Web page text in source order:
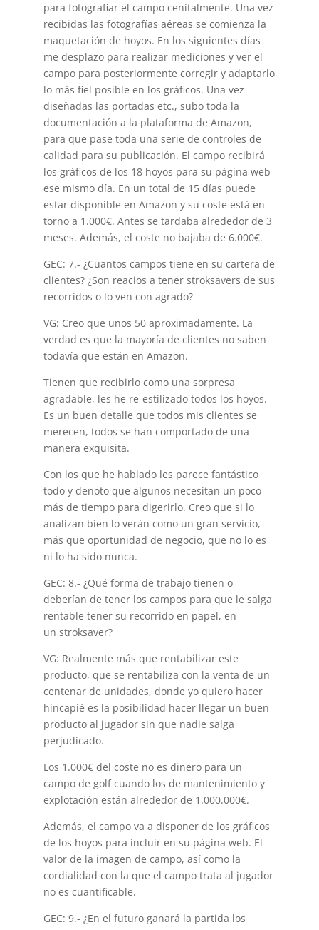
para fotografiar el campo cenitalmente. Una vez
recibidas las fotografías aéreas se comienza la
maquetación de hoyos. En los siguientes días
me desplazo para realizar mediciones y ver el
campo para posteriormente corregir y adaptarlo
lo más fiel posible en los gráficos. Una vez
diseñadas las portadas etc., subo toda la
documentación a la plataforma de Amazon,
para que pase toda una serie de controles de
calidad para su publicación. El campo recibirá
los gráficos de los 18 hoyos para su página web
ese mismo día. En un total de 15 días puede
estar disponible en Amazon y su coste está en
torno a 1.000€. Antes se tardaba alrededor de 3
meses. Además, el coste no bajaba de 6.000€.
GEC: 7.- ¿Cuantos campos tiene en su cartera de
clientes? ¿Son reacios a tener stroksavers de sus
recorridos o lo ven con agrado?
VG: Creo que unos 50 aproximadamente. La
verdad es que la mayoría de clientes no saben
todavía que están en Amazon.
Tienen que recibirlo como una sorpresa
agradable, les he re-estilizado todos los hoyos.
Es un buen detalle que todos mis clientes se
merecen, todos se han comportado de una
manera exquisita.
Con los que he hablado les parece fantástico
todo y denoto que algunos necesitan un poco
más de tiempo para digerirlo. Creo que si lo
analizan bien lo verán como un gran servicio,
más que oportunidad de negocio, que no lo es
ni lo ha sido nunca.
GEC: 8.- ¿Qué forma de trabajo tienen o
deberían de tener los campos para que le salga
rentable tener su recorrido en papel, en
un stroksaver?
VG: Realmente más que rentabilizar este
producto, que se rentabiliza con la venta de un
centenar de unidades, donde yo quiero hacer
hincapié es la posibilidad hacer llegar un buen
producto al jugador sin que nadie salga
perjudicado.
Los 1.000€ del coste no es dinero para un
campo de golf cuando los de mantenimiento y
explotación están alrededor de 1.000.000€.
Además, el campo va a disponer de los gráficos
de los hoyos para incluir en su página web. El
valor de la imagen de campo, así como la
cordialidad con la que el campo trata al jugador
no es cuantificable.
GEC: 9.- ¿En el futuro ganará la partida los